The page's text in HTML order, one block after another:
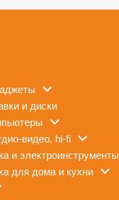
и диски
видео, hi-fi
и электроинструменты
для дома и кухни